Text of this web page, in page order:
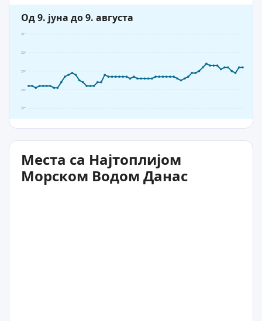
Од 9. јуна до 9. августа
27°
28°
29°
30°
31°
Места са Најтоплијом
Морском Водом Данас